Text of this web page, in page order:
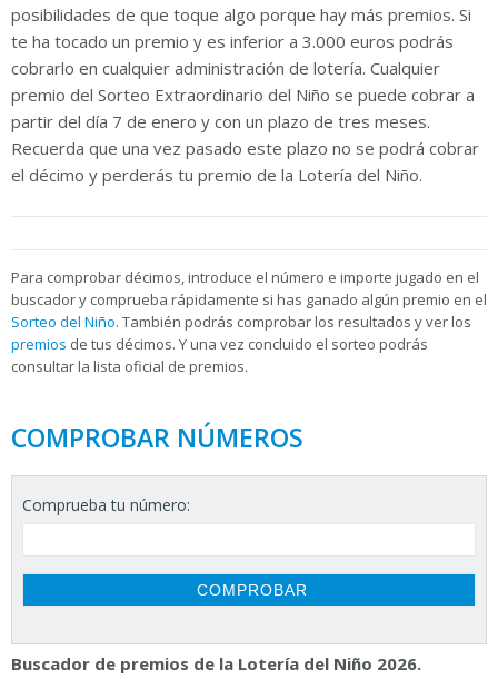
posibilidades de que toque algo porque hay más premios. Si
te ha tocado un premio y es inferior a 3.000 euros podrás
cobrarlo en cualquier administración de lotería. Cualquier
premio del Sorteo Extraordinario del Niño se puede cobrar a
partir del día 7 de enero y con un plazo de tres meses.
Recuerda que una vez pasado este plazo no se podrá cobrar
el décimo y perderás tu premio de la Lotería del Niño.
Para comprobar décimos, introduce el número e importe jugado en el
buscador y comprueba rápidamente si has ganado algún premio en el
Sorteo del Niño. También podrás comprobar los resultados y ver los
premios de tus décimos. Y una vez concluido el sorteo podrás
consultar la lista oficial de premios.
COMPROBAR NÚMEROS
Comprueba tu número:
Buscador de premios de la Lotería del Niño 2026.